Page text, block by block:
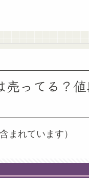
売ってる？
まれています）